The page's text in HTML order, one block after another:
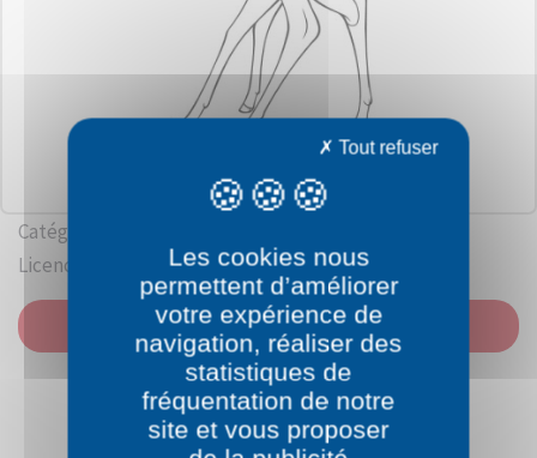
Catégorie: Bambi
Licence: Walt Disney
IMPRIMER
Les cookies nous
permettent d’améliorer
votre expérience de
navigation, réaliser des
statistiques de
fréquentation de notre
site et vous proposer
Tout refuser